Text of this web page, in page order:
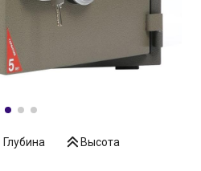
Глубина Высота